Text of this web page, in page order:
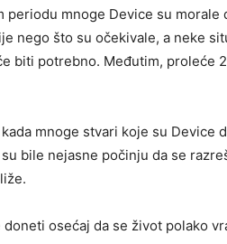
periodu mnoge Device su
nego što su očekivale, a neke
biti potrebno. Međutim, proleće
mnoge stvari koje su Device
bile nejasne počinju da se
osećaj da se život polako